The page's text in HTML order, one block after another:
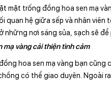
trống đồng hoa sen mạ
quan hệ giữa sếp và nhân
những nơi sáng sủa, sạch sẽ
mạ vàng cải thiện tình cảm
hoa sen mạ vàng bạn
có thể giao duyên. Ngoài